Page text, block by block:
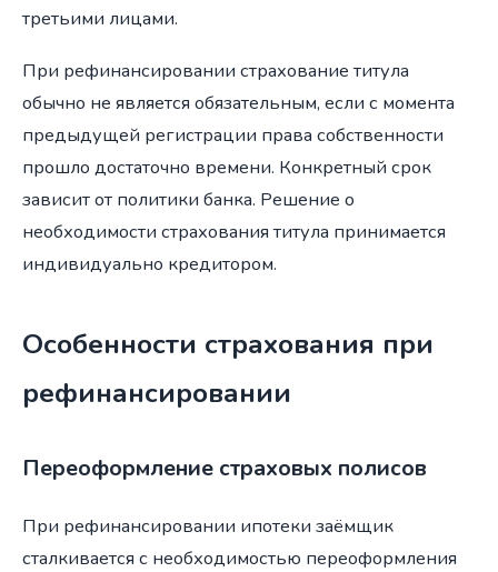
третьими лицами.
При рефинансировании страхование титула
обычно не является обязательным, если с момента
предыдущей регистрации права собственности
прошло достаточно времени. Конкретный срок
зависит от политики банка. Решение о
необходимости страхования титула принимается
индивидуально кредитором.
Особенности страхования при
рефинансировании
Переоформление страховых полисов
При рефинансировании ипотеки заёмщик
сталкивается с необходимостью переоформления